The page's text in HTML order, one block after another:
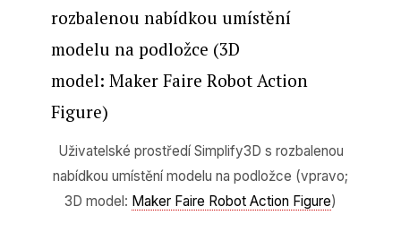
Uživatelské prostředí Simplify3D s rozbalenou
nabídkou umístění modelu na podložce (vpravo;
3D model: Maker Faire Robot Action Figure)